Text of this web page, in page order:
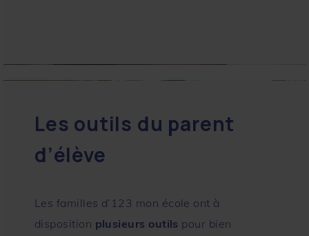
Les outils du parent
d’élève
Les familles d’123 mon école ont à
disposition plusieurs outils pour bien